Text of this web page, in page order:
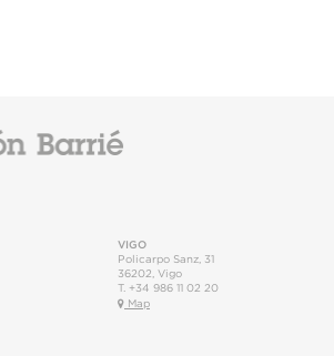
VIGO
Policarpo Sanz, 31
36202 Vigo
T. +34 986 11 02 20
Map